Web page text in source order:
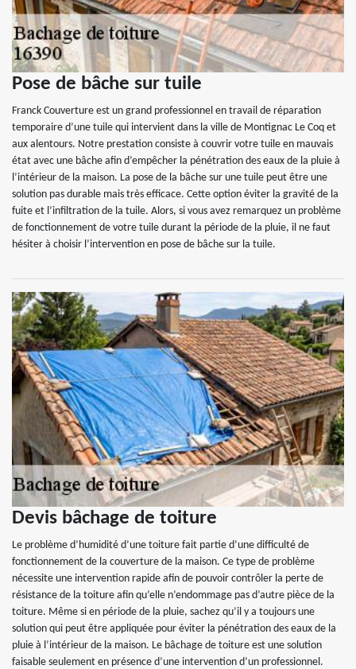
Pose de bâche sur tuile
Franck Couverture est un grand professionnel en travail de réparation
temporaire d’une tuile qui intervient dans la ville de Montignac Le Coq et
aux alentours. Notre prestation consiste à couvrir votre tuile en mauvais
état avec une bâche afin d’empêcher la pénétration des eaux de la pluie à
l’intérieur de la maison. La pose de la bâche sur une tuile peut être une
solution pas durable mais très efficace. Cette option éviter la gravité de la
fuite et l’infiltration de la tuile. Alors, si vous avez remarquez un problème
de fonctionnement de votre tuile durant la période de la pluie, il ne faut
hésiter à choisir l’intervention en pose de bâche sur la tuile.
Devis bâchage de toiture
Le problème d’humidité d’une toiture fait partie d’une difficulté de
fonctionnement de la couverture de la maison. Ce type de problème
nécessite une intervention rapide afin de pouvoir contrôler la perte de
résistance de la toiture afin qu’elle n’endommage pas d’autre pièce de la
toiture. Même si en période de la pluie, sachez qu’il y a toujours une
solution qui peut être appliquée pour éviter la pénétration des eaux de la
pluie à l’intérieur de la maison. Le bâchage de toiture est une solution
faisable seulement en présence d’une intervention d’un professionnel.